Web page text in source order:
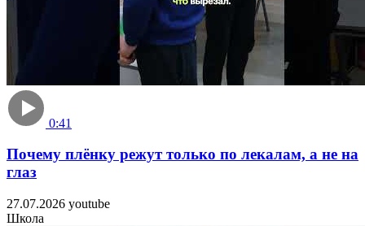
0:41
Почему плёнку режут только по лекалам, а не на
лаз
27.07.2026 youtube
Школа